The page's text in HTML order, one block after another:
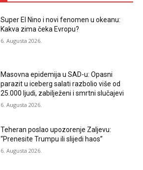
Super El Nino i novi fenomen u okeanu:
Kakva zima čeka Evropu?
6. Augusta 2026.
Masovna epidemija u SAD-u: Opasni
parazit u iceberg salati razbolio više od
25.000 ljudi, zabilježeni i smrtni slučajevi
6. Augusta 2026.
Teheran poslao upozorenje Zaljevu:
“Prenesite Trumpu ili slijedi haos”
6. Augusta 2026.